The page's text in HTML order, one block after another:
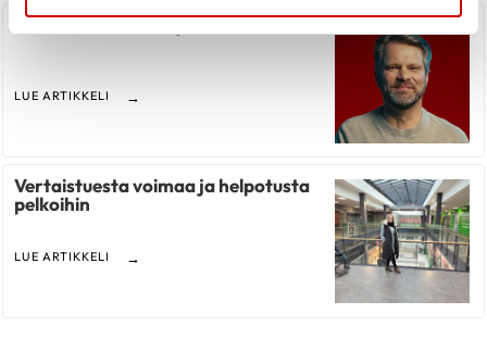
17 minuuttia ilman sykettä
LUE ARTIKKELI
Vertaistuesta voimaa ja helpotusta
pelkoihin
LUE ARTIKKELI